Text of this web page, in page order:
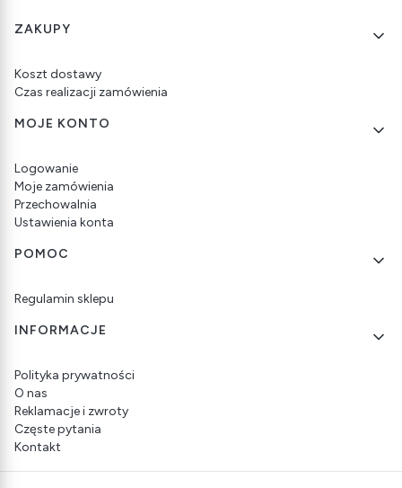
Linki w stopce
ZAKUPY
Koszt dostawy
Czas realizacji zamówienia
MOJE KONTO
Logowanie
Moje zamówienia
Przechowalnia
Ustawienia konta
POMOC
Regulamin sklepu
INFORMACJE
Polityka prywatności
O nas
Reklamacje i zwroty
Częste pytania
Kontakt